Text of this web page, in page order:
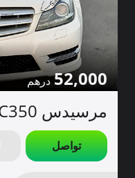
52,000
مرسيدس C350 للبيع
تواصل